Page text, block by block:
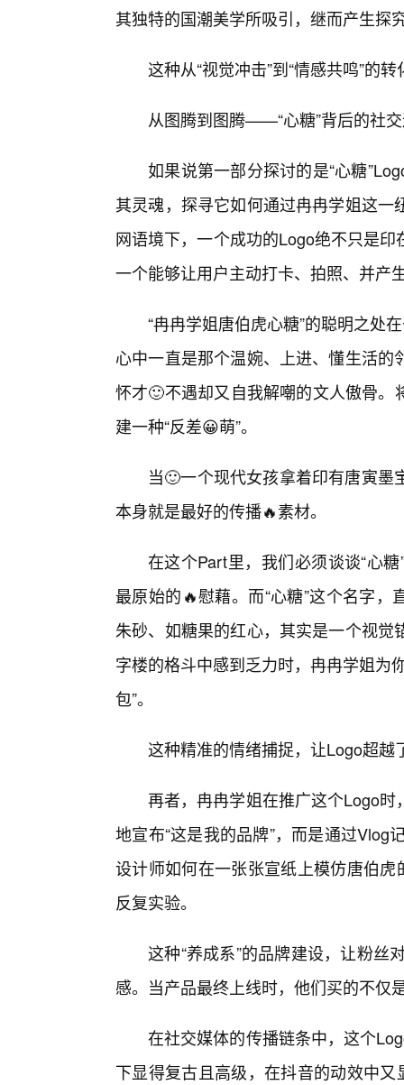
其独特的国潮美学所吸引，继而产生探
这种从“视觉冲击”到“情感共鸣”的
从图腾到图腾——“心糖”背后的社
如果说第一部分探讨的是“心糖
其灵魂，探寻它如何通过冉冉学姐这
网语境下，一个成功的Logo绝不只是
一个能够让用户主动打卡、拍照、并产
“冉冉学姐唐伯虎心糖”的聪明之处
心中一直是那个温婉、上进、懂生活
怀才🙂不遇却又自我解嘲的文人傲骨
建一种“反差😀萌”。
当🙂一个现代女孩拿着印有唐寅
本身就是最好的传播🔥素材。
在这个Part里，我们必须谈谈“心
最原始的🔥慰藉。而“心糖”这个名字，
朱砂、如糖果的红心，其实是一个视
字楼的格斗中感到乏力时，冉冉学姐为
包”。
这种精准的情绪捕捉，让Logo超
再者，冉冉学姐在推广这个Logo
地宣布“这是我的品牌”，而是通过
设计师如何在一张张宣纸上模仿唐伯
反复实验。
这种“养成系”的品牌建设，让粉丝
感。当产品最终上线时，他们买的不仅
在社交媒体的传播链条中，这个
下显得复古且高级，在抖音的动效中